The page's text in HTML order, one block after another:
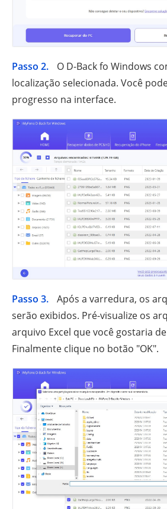
Passo 2.
O D-Back fo Windows
localização selecionada. Você
progresso na interface.
Passo 3.
Após a varredura, os
serão exibidos. Pré-visualize os
arquivo Excel que você gostaria
Finalmente clique no botão "OK".